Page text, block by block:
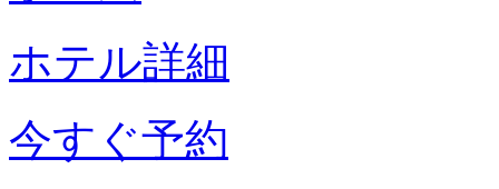
ホテル詳細
今すぐ予約